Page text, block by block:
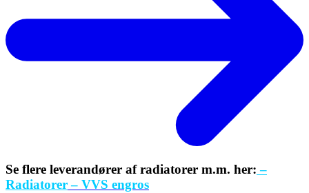
Se flere leverandører af radiatorer m.m. her: –
Radiatorer– VVS engros